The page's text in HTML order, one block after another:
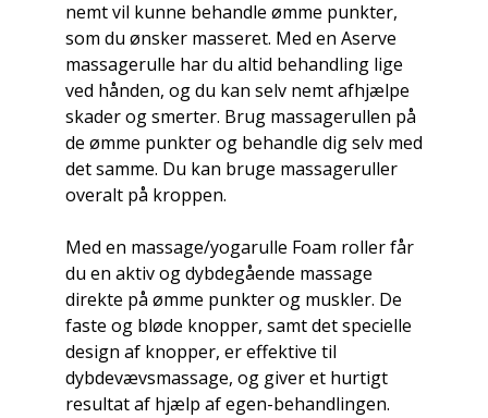
nemt vil kunne behandle ømme punkter,
som du ønsker masseret. Med en Aserve
massagerulle har du altid behandling lige
ved hånden, og du kan selv nemt afhjælpe
skader og smerter. Brug massagerullen på
de ømme punkter og behandle dig selv med
det samme. Du kan bruge massageruller
overalt på kroppen.
Med en massage/yogarulle Foam roller får
du en aktiv og dybdegående massage
direkte på ømme punkter og muskler. De
faste og bløde knopper, samt det specielle
design af knopper, er effektive til
dybdevævsmassage, og giver et hurtigt
resultat af hjælp af egen-behandlingen.